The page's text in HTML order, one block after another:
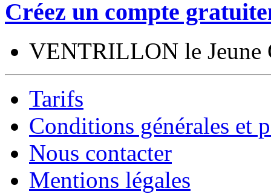
Créez un compte
VENTRILLON le Jeune
Tarifs
Conditions générales et
Nous contacter
Mentions légales